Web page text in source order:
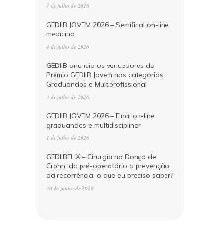
7 de julho de 2026
GEDIIB JOVEM 2026 – Semifinal on-line
medicina
4 de julho de 2026
GEDIIB anuncia os vencedores do
Prêmio GEDIIB Jovem nas categorias
Graduandos e Multiprofissional
3 de julho de 2026
GEDIIB JOVEM 2026 – Final on-line
graduandos e multidisciplinar
1 de julho de 2026
GEDIIBFLIX – Cirurgia na Donça de
Crohn, do pré-operatório a prevenção
da recorrência, o que eu preciso saber?
30 de junho de 2026